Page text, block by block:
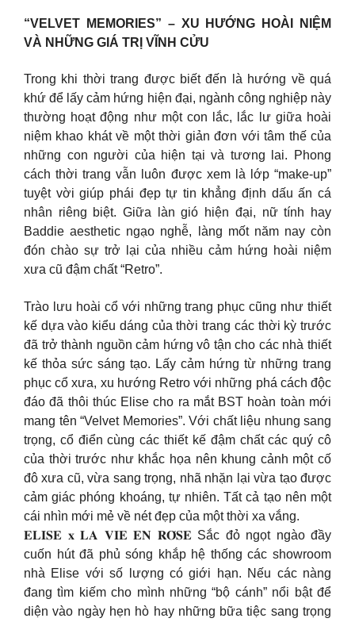
“VELVET MEMORIES” – XU HƯỚNG HOÀI NIỆM
VÀ NHỮNG GIÁ TRỊ VĨNH CỬU
Trong khi thời trang được biết đến là hướng về quá
khứ để lấy cảm hứng hiện đại, ngành công nghiệp này
thường hoạt động như một con lắc, lắc lư giữa hoài
niệm khao khát về một thời giản đơn với tâm thế của
những con người của hiện tại và tương lai. Phong
cách thời trang vẫn luôn được xem là lớp “make-up”
tuyệt vời giúp phái đẹp tự tin khẳng định dấu ấn cá
nhân riêng biệt. Giữa làn gió hiện đại, nữ tính hay
Baddie aesthetic ngạo nghễ, làng mốt năm nay còn
đón chào sự trở lại của nhiều cảm hứng hoài niệm
xưa cũ đậm chất “Retro”.
Trào lưu hoài cổ với những trang phục cũng như thiết
kế dựa vào kiểu dáng của thời trang các thời kỳ trước
đã trở thành nguồn cảm hứng vô tận cho các nhà thiết
kế thỏa sức sáng tạo. Lấy cảm hứng từ những trang
phục cổ xưa, xu hướng Retro với những phá cách độc
đáo đã thôi thúc Elise cho ra mắt BST hoàn toàn mới
mang tên “Velvet Memories”. Với chất liệu nhung sang
trọng, cổ điển cùng các thiết kế đậm chất các quý cô
của thời trước như khắc họa nên khung cảnh một cố
đô xưa cũ, vừa sang trọng, nhã nhặn lại vừa tạo được
cảm giác phóng khoáng, tự nhiên. Tất cả tạo nên một
cái nhìn mới mẻ về nét đẹp của một thời xa vắng.
𝐄𝐋𝐈𝐒𝐄 𝐱 𝐋𝐀 𝐕𝐈𝐄 𝐄𝐍 𝐑𝐎́𝐒𝐄 Sắc đỏ ngọt ngào đầy
cuốn hút đã phủ sóng khắp hệ thống các showroom
nhà Elise với số lượng có giới hạn. Nếu các nàng
đang tìm kiếm cho mình những “bộ cánh” nổi bật để
diện vào ngày hẹn hò hay những bữa tiệc sang trọng